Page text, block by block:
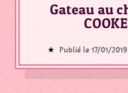
Gateau au
Publié le 17/01/